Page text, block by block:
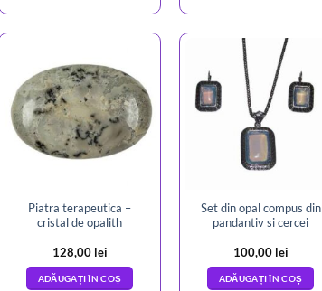
Piatra terapeutica –
cristal de opalith
128,00 lei
ADĂUGAȚI ÎN COȘ
Set din opal compus din
pandantiv si cercei
100,00 lei
ADĂUGAȚI ÎN COȘ